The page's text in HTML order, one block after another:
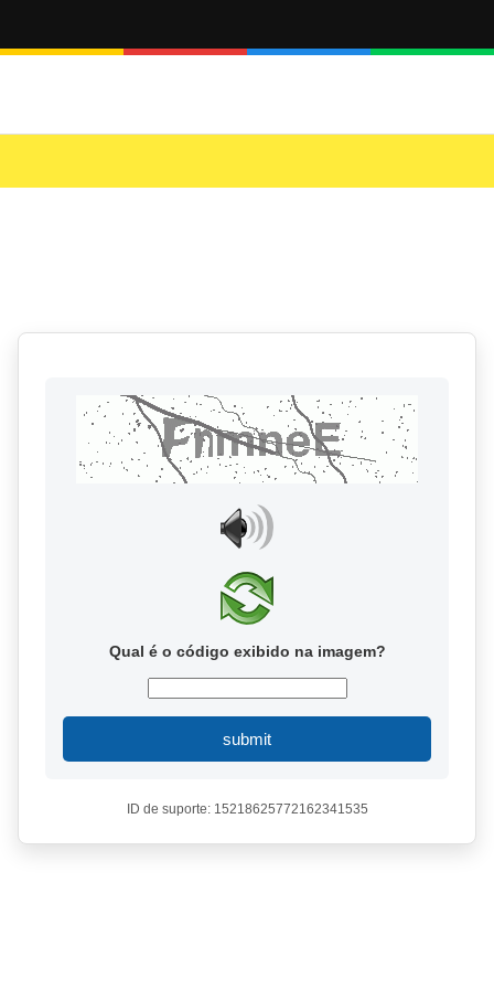
Qual é o código exibido na imagem?
submit
ID de suporte: 15218625772162341535